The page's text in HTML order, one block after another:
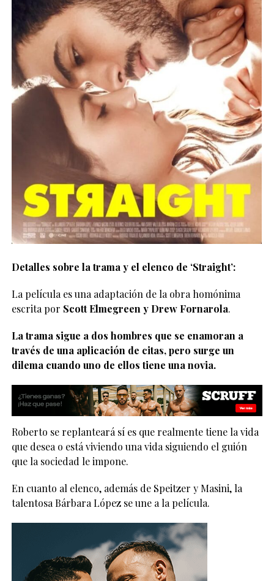
Detalles sobre la trama y el elenco de ‘Straight’:
La película es una adaptación de la obra homónima
escrita por Scott Elmegreen y Drew Fornarola.
La trama sigue a dos hombres que se enamoran a
través de una aplicación de citas, pero surge un
dilema cuando uno de ellos tiene una novia.
Roberto se replanteará sí es que realmente tiene la vida
que desea o está viviendo una vida siguiendo el guión
que la sociedad le impone.
En cuanto al elenco, además de Speitzer y Masini, la
talentosa Bárbara López se une a la película.